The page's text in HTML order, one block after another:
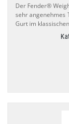
Der Fender®
sehr angenehmes
Gurt im